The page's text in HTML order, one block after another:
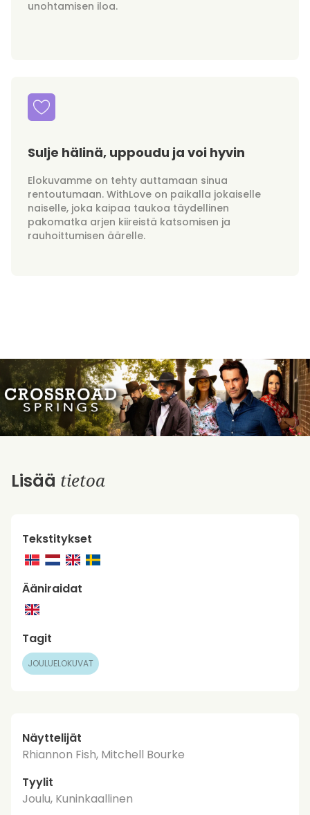
unohtamisen iloa.
Sulje hälinä, uppoudu ja voi hyvin
Elokuvamme on tehty auttamaan sinua
rentoutumaan. WithLove on paikalla jokaiselle
naiselle, joka kaipaa taukoa täydellinen
pakomatka arjen kiireistä katsomisen ja
rauhoittumisen äärelle.
Lisää tietoa
Tekstitykset
Ääniraidat
Tagit
JOULUELOKUVAT
Näyttelijät
Rhiannon Fish, Mitchell Bourke
Tyylit
Joulu, Kuninkaallinen